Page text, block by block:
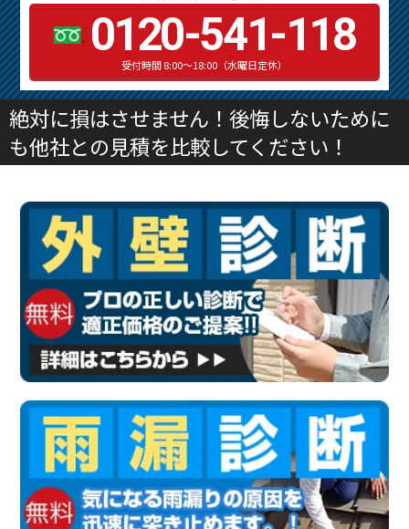
0120-541-118
受付時間 8:00～18:00（水曜日定休）
絶対に損はさせません！後悔しないために
も他社との見積を比較してください！